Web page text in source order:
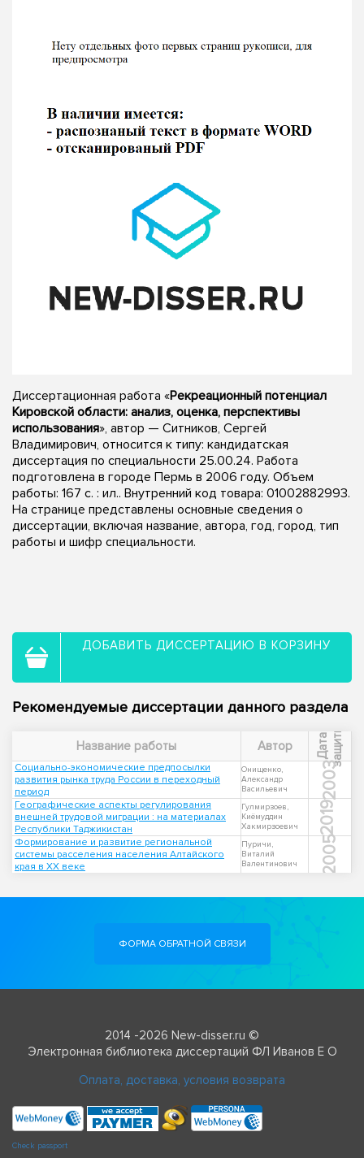
Диссертационная работа «Рекреационный потенциал
Кировской области: анализ, оценка, перспективы
использования», автор — Ситников, Сергей
Владимирович, относится к типу: кандидатская
диссертация по специальности 25.00.24. Работа
подготовлена в городе Пермь в 2006 году. Объем
работы: 167 с. : ил.. Внутренний код товара: 01002882993.
На странице представлены основные сведения о
диссертации, включая название, автора, год, город, тип
работы и шифр специальности.
ДОБАВИТЬ ДИССЕРТАЦИЮ В КОРЗИНУ
Рекомендуемые диссертации данного раздела
Название работы Автор Д
а
т
а
з
а
щ
и
т ы
Социально-экономические предпосылки
развития рынка труда России в переходный
период
Онищенко,
Александр
Васильевич
2003
Географические аспекты регулирования
внешней трудовой миграции : на материалах
Республики Таджикистан
Гулмирзоев,
Киёмуддин
Хакмирзоевич
2019
Формирование и развитие региональной
системы расселения населения Алтайского
края в XX веке
Пуричи,
Виталий
Валентинович
2005
ФОРМА ОБРАТНОЙ СВЯЗИ
2014 -2026 New-disser.ru ©
Электронная библиотека диссертаций ФЛ Иванов Е О
Оплата, доставка, условия возврата
Check passport